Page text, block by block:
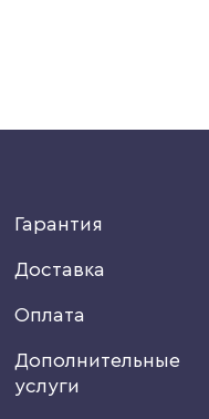
Гарантия
Доставка
Оплата
Дополнительные
услуги